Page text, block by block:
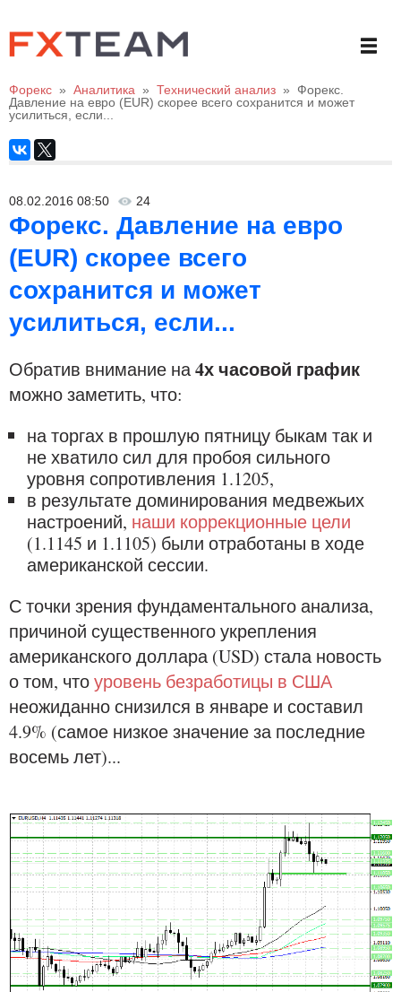
Форекс » Аналитика » Технический анализ » Форекс.
Давление на евро (EUR) скорее всего сохранится и может
усилиться, если...
08.02.2016 08:50 24
Форекс. Давление на евро
(EUR) скорее всего
сохранится и может
усилиться, если...
Обратив внимание на4х часовой график
можно заметить, что:
на торгах в прошлую пятницу быкам так и
не хватило сил для пробоя сильного
уровня сопротивления 1.1205,
в результате доминирования медвежьих
настроений, наши коррекционные цели
(1.1145 и 1.1105) были отработаны в ходе
американской сессии.
С точки зрения фундаментального анализа,
причиной существенного укрепления
американского доллара (USD) стала новость
о том, чтоуровень безработицы в США
неожиданно снизился в январе и составил
4.9% (самое низкое значение за последние
восемь лет)...